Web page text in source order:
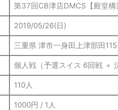
第37回CB津店DMCS【殿堂構
2019/05/26(日)
三重県 津市一身田上津部田
個人戦（予選スイス 6回戦 ＋
110人
1000円 / 1人